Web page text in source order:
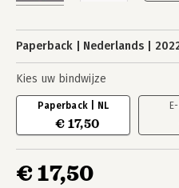
Paperback Nederlands
Kies uw bindwijze
Paperback | NL
€ 17,50
€ 17,50